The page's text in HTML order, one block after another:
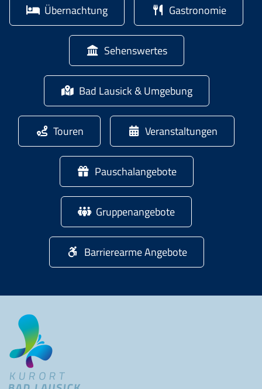
Übernachtung Gastronomie
Sehenswertes
Bad Lausick & Umgebung
Touren Veranstaltungen
Pauschalangebote
Gruppenangebote
Barrierearme Angebote